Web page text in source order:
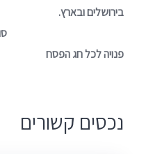
סופר מתחת
פנויה לכל חג הפסח
נכסים קשורים